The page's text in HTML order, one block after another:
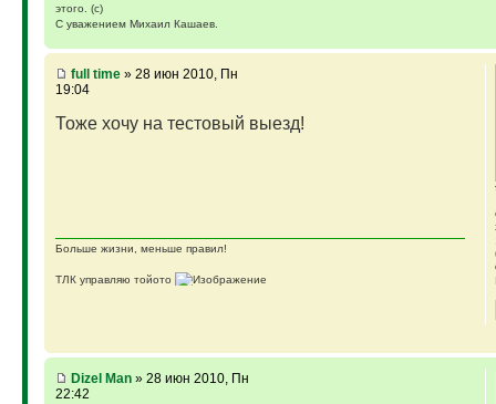
этого. (с)
С уважением Михаил Кашаев.
full time» 28 июн 2010, Пн
19:04
Тоже хочу на тестовый выезд!
Больше жизни, меньше правил!
ТЛК управляю тойото
Dizel Man» 28 июн 2010, Пн
22:42